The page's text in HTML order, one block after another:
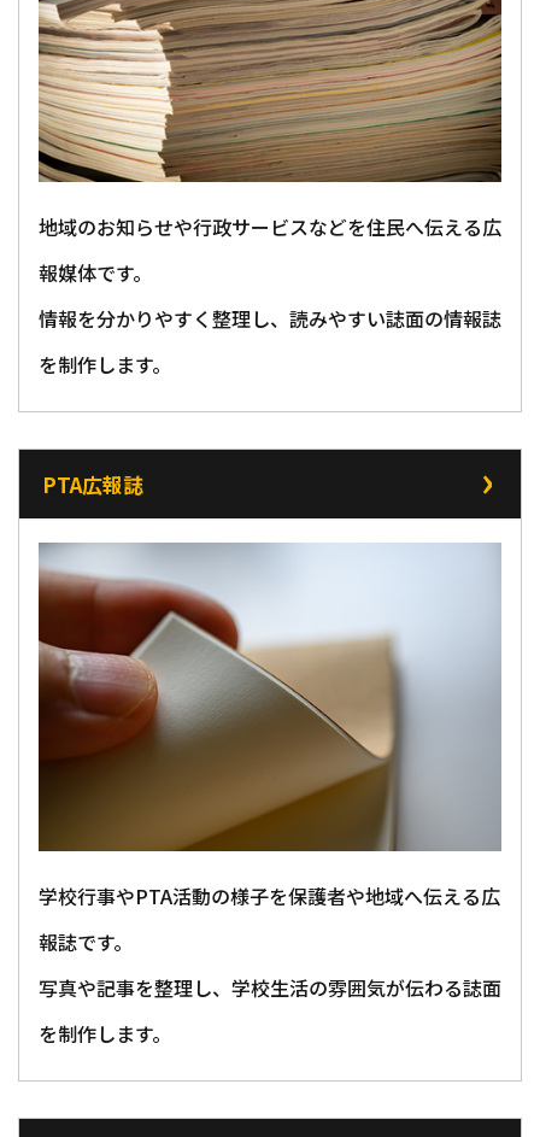
地域のお知らせや行政サービスなどを住民へ伝える広
報媒体です。
情報を分かりやすく整理し、読みやすい誌面の情報誌
を制作します。
PTA広報誌
学校行事やPTA活動の様子を保護者や地域へ伝える広
報誌です。
写真や記事を整理し、学校生活の雰囲気が伝わる誌面
を制作します。